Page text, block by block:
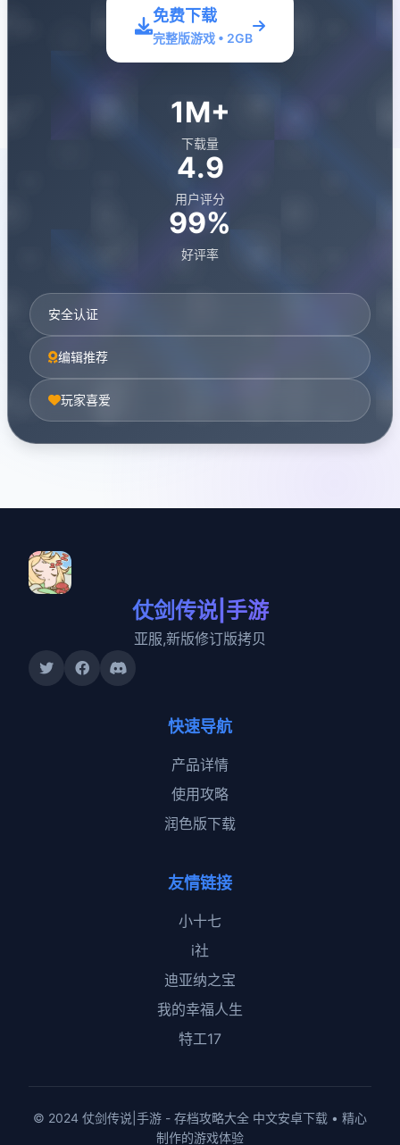
免费下载
完整版游戏 • 2GB
1M+
下载量
4.9
用户评分
99%
好评率
安全认证
编辑推荐
玩家喜爱
仗剑传说|手游
亚服,新版修订版拷贝
快速导航
产品详情
使用攻略
润色版下载
友情链接
小十七
i社
迪亚纳之宝
我的幸福人生
特工17
© 2024 仗剑传说|手游 - 存档攻略大全 中文安卓下载 • 精心
制作的游戏体验